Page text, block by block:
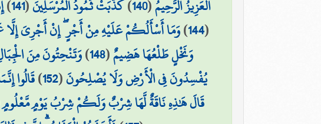
الْعَزِيزُ الرَّحِيمُ(
140
)كَذَّبَتْ ثَمُودُ الْمُرْسَلِينَ(
141
)
(
144
)وَمَا أَسْأَلُكُمْ عَلَيْهِ مِنْ أَجْرٍ ۖ إِنْ أَجْرِيَ إِلَّا
وَنَخْلٍ طَلْعُهَا هَضِيمٌ(
148
)وَتَنْحِتُونَ مِنَ
يُفْسِدُونَ فِي الْأَرْضِ وَلَا يُصْلِحُونَ(
152
)قَالُوا
قَالَ هَٰذِهِ نَاقَةٌ لَّهَا شِرْبٌ وَلَكُمْ شِرْبُ يَوْمٍ مَّعْلُومٍ